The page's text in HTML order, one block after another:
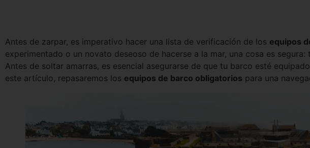
Antes de zarpar, es imperativo hacer una lista de verificación de los equipos
experimentado o un novato deseoso de hacerse a la mar, una cosa es
Antes de soltar amarras, es esencial asegurarse de que tu barco esté
este artículo, repasaremos los equipos de barco obligatorios para una